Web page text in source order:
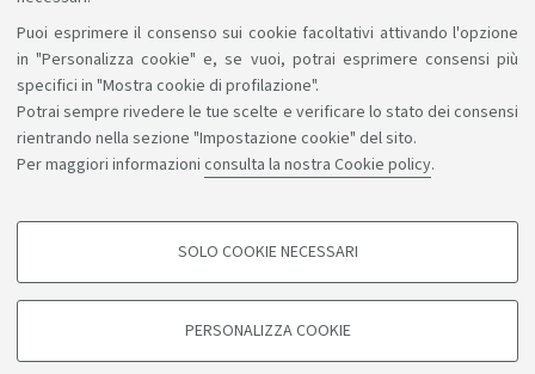
Puoi esprimere il consenso sui cookie facoltativi attivando l'opzione
in "Personalizza cookie" e, se vuoi, potrai esprimere consensi più
specifici in "Mostra cookie di profilazione".
Potrai sempre rivedere le tue scelte e verificare lo stato dei consensi
rientrando nella sezione "Impostazione cookie" del sito.
Per maggiori informazioni consulta la nostra Cookie policy.
COOKIE DI PROFILAZIONE - FACOLTATIVI
degli utenti, creare profili in base al loro comportamento sul sito, per analisi
di marketing.
SOLO COOKIE NECESSARI
PERSONALIZZA COOKIE
Sosteniamo il diritto alla conoscenza
Seguici su:
Bologna - Via Zamboni, 33 - 40126 Bologna - PI: 01131710376 -